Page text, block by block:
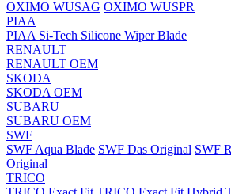
OXIMO WUSAG OXIMO WUSPR
PIAA
PIAA Si-Tech Silicone Wiper Blade
RENAULT
RENAULT OEM
SKODA
SKODA OEM
SUBARU
SUBARU OEM
SWF
SWF Aqua Blade SWF Das Original SWF
Original
TRICO